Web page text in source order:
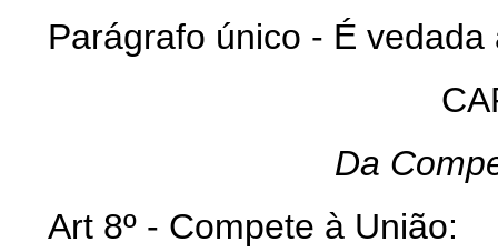
Parágrafo único - É
Da
Art 8º - Compete à União: